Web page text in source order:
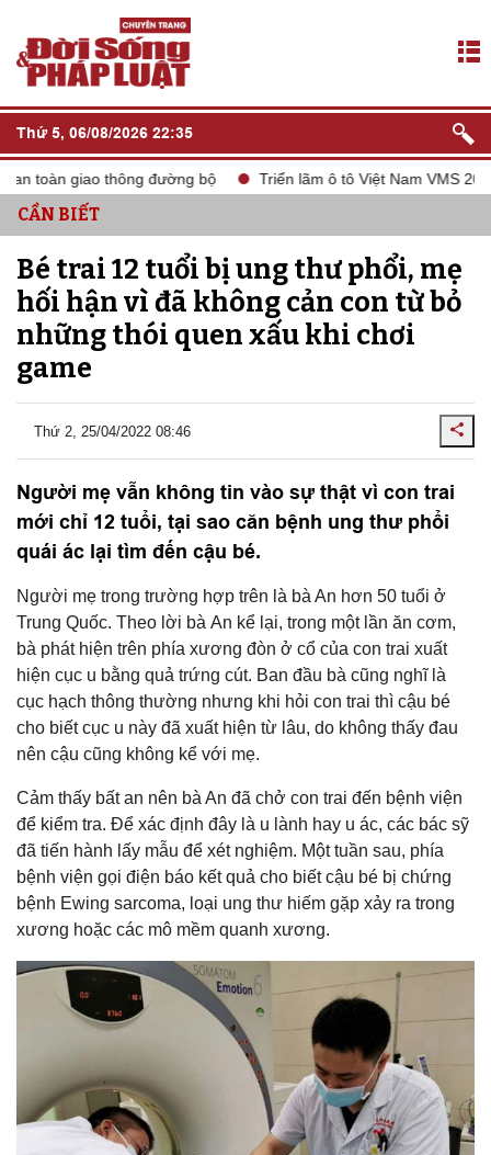
Thứ 5, 06/08/2026 22:35
giao thông đường bộ Triển lãm ô tô Việt Nam VMS 2024
CẦN BIẾT
Bé trai 12 tuổi bị ung thư phổi, mẹ
hối hận vì đã không cản con từ bỏ
những thói quen xấu khi chơi
game
Thứ 2, 25/04/2022 08:46
Người mẹ vẫn không tin vào sự thật vì con trai
mới chỉ 12 tuổi, tại sao căn bệnh ung thư phổi
quái ác lại tìm đến cậu bé.
Người mẹ trong trường hợp trên là bà An hơn 50 tuổi ở
Trung Quốc. Theo lời bà An kể lại, trong một lần ăn cơm,
bà phát hiện trên phía xương đòn ở cổ của con trai xuất
hiện cục u bằng quả trứng cút. Ban đầu bà cũng nghĩ là
cục hạch thông thường nhưng khi hỏi con trai thì cậu bé
cho biết cục u này đã xuất hiện từ lâu, do không thấy đau
nên cậu cũng không kể với mẹ.
Cảm thấy bất an nên bà An đã chở con trai đến bệnh viện
để kiểm tra. Để xác định đây là u lành hay u ác, các bác sỹ
đã tiến hành lấy mẫu để xét nghiệm. Một tuần sau, phía
bệnh viện gọi điện báo kết quả cho biết cậu bé bị chứng
bệnh Ewing sarcoma, loại ung thư hiếm gặp xảy ra trong
xương hoặc các mô mềm quanh xương.